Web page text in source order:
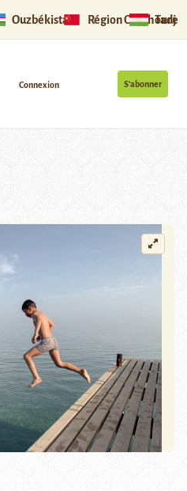
Ouzbékistan Région Ouïghoure
S’abonner
Connexion